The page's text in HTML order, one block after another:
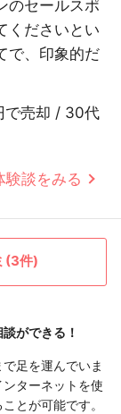
のセールスポ
くださいとい
で、印象的だ
で売却 / 30代
験談をみる
(3件)
ができる！
足を運んでいま
ターネットを使
とが可能です。